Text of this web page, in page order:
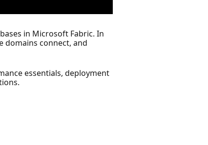
in Microsoft Fabric. In
domains connect, and
essentials, deployment